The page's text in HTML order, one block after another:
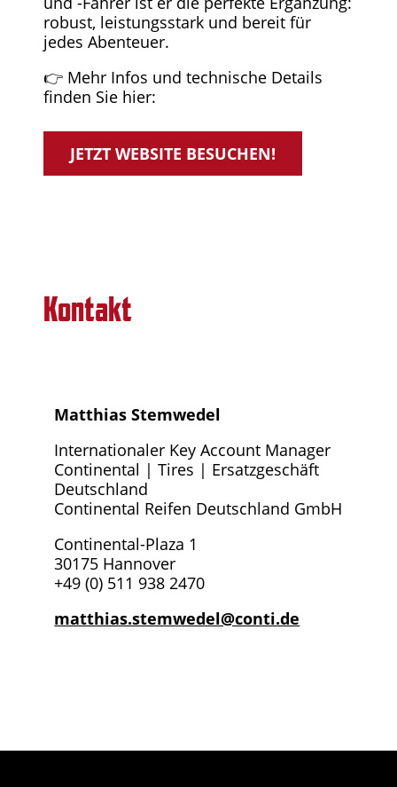
robust, leistungsstark und bereit für
jedes Abenteuer.
👉 Mehr Infos und technische Details
finden Sie hier:
JETZT WEBSITE BESUCHEN!
Kontakt
Matthias Stemwedel
Internationaler Key Account Manager
Continental | Tires | Ersatzgeschäft
Deutschland
Continental Reifen Deutschland GmbH
Continental-Plaza 1
30175 Hannover
+49 (0) 511 938 2470
matthias.stemwedel@conti.de